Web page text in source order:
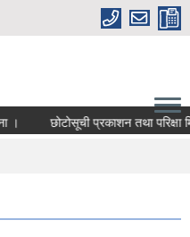
छोटोसूची प्रकाशन तथा परिक्षा